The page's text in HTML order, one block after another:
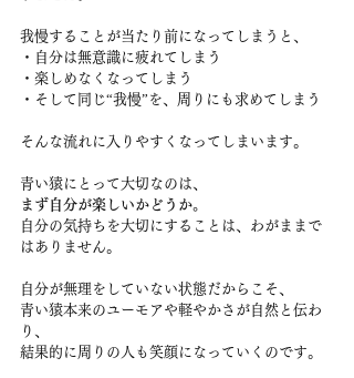
我慢することが当たり前になってしまうと、
・自分は無意識に疲れてしまう
・楽しめなくなってしまう
・そして同じ“我慢”を、周りにも求めてしまう
そんな流れに入りやすくなってしまいます。
青い猿にとって大切なのは、
まず自分が楽しいかどうか。
自分の気持ちを大切にすることは、わがままで
はありません。
自分が無理をしていない状態だからこそ、
青い猿本来のユーモアや軽やかさが自然と伝わ
り、
結果的に周りの人も笑顔になっていくのです。